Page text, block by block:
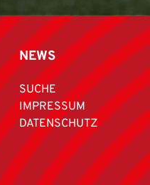
NEWS
SUCHE
IMPRESSUM
DATENSCHUTZ